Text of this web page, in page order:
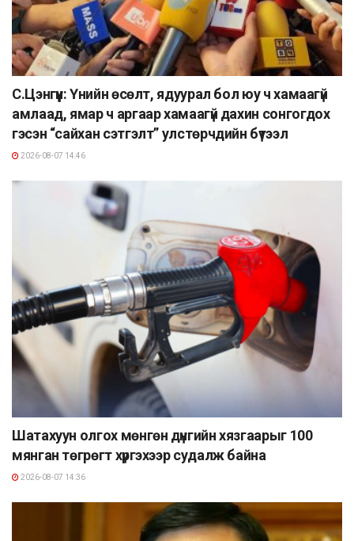
С.Цэнгүүн: Үнийн өсөлт, ядуурал бол юу ч хамаагүй
амлаад, ямар ч аргаар хамаагүй дахин сонгогдох
гэсэн “сайхан сэтгэлт” улстөрчдийн бүтээл
2026-08-07 14:46
Шатахуун олгох мөнгөн дүнгийн хязгаарыг 100
мянган төгрөгт хүргэхээр судалж байна
2026-08-07 14:36